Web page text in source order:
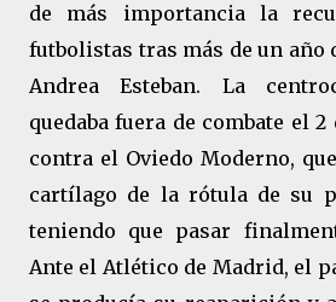
de más importancia la
futbolistas tras más de un año
Andrea Esteban. La
quedaba fuera de combate el 2
contra el Oviedo Moderno,
cartílago de la rótula de su
teniendo que pasar
Ante el Atlético de Madrid, el